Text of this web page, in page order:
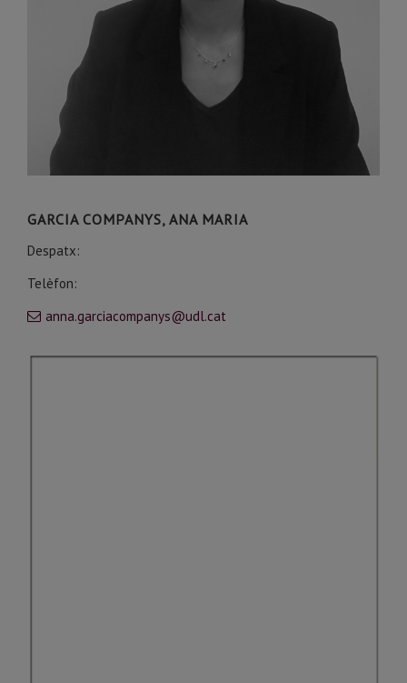
GARCIA COMPANYS, ANA MARIA
Despatx:
Telèfon:
anna.garciacompanys@udl.cat